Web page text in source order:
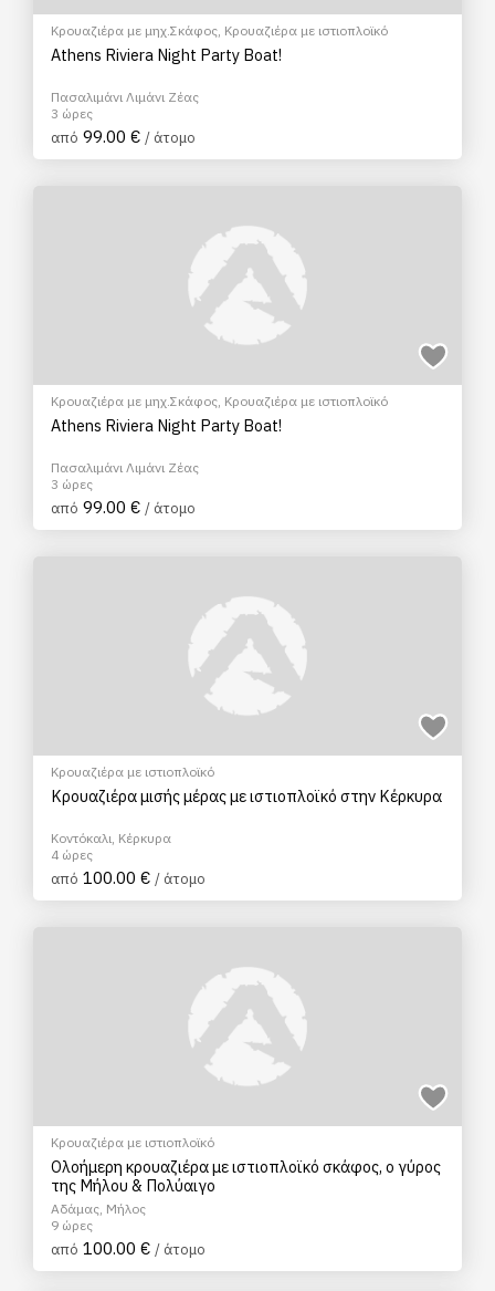
Κρουαζιέρα με μηχ.Σκάφος, Κρουαζιέρα με ιστιοπλοϊκό
Athens Riviera Night Party Boat!
Πασαλιμάνι Λιμάνι Ζέας
3 ώρες
από 99.00 € / άτομο
Κρουαζιέρα με μηχ.Σκάφος, Κρουαζιέρα με ιστιοπλοϊκό
Athens Riviera Night Party Boat!
Πασαλιμάνι Λιμάνι Ζέας
3 ώρες
από 99.00 € / άτομο
Κρουαζιέρα με ιστιοπλοϊκό
Κρουαζιέρα μισής μέρας με ιστιοπλοϊκό στην Κέρκυρα
Κοντόκαλι, Κέρκυρα
4 ώρες
από 100.00 € / άτομο
Κρουαζιέρα με ιστιοπλοϊκό
Ολοήμερη κρουαζιέρα με ιστιοπλοϊκό σκάφος, ο γύρος
της Μήλου & Πολύαιγο
Αδάμας, Μήλος
9 ώρες
από 100.00 € / άτομο